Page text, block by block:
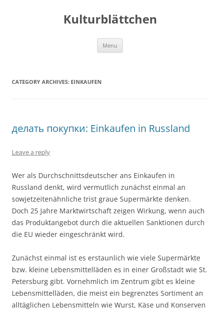
Kulturblättchen
Menu
CATEGORY ARCHIVES: EINKAUFEN
делать покупки: Einkaufen in Russland
Leave a reply
Wer als Durchschnittsdeutscher ans Einkaufen in
Russland denkt, wird vermutlich zunächst einmal an
sowjetzeitenähnliche trist graue Supermärkte denken.
Doch 25 Jahre Marktwirtschaft zeigen Wirkung, wenn auch
das Produktangebot durch die aktuellen Sanktionen durch
die EU wieder eingeschränkt wird.
Zunächst einmal ist es erstaunlich wie viele Supermärkte
bzw. kleine Lebensmittelläden es in einer Großstadt wie St.
Petersburg gibt. Vornehmlich im Zentrum gibt es kleine
Lebensmittelläden, die meist ein begrenztes Sortiment an
alltäglichen Lebensmitteln wie Wurst, Käse und Konserven